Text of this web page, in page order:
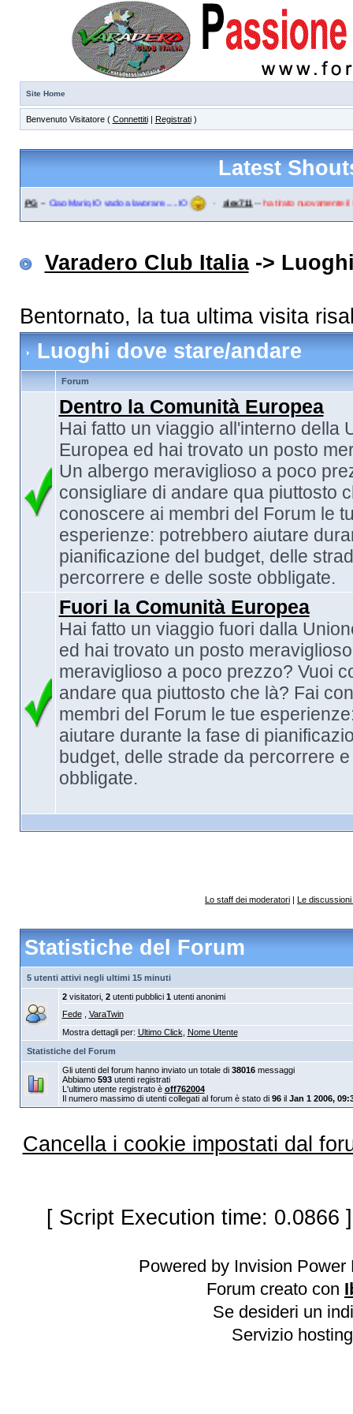
Site Home
Benvenuto Visitatore ( Connettiti| Registrati)
Latest
--Ciao Mario,IO vado a lavorare......IO · alex711--ha tirato nuovamente il
Varadero Club Italia->
Bentornato, la tua ultima visita
Luoghi dove stare/andare
Forum
Dentro la Comunità Europea
Hai fatto un viaggio all'interno della
Europea ed hai trovato un posto
Un albergo meraviglioso a poco
consigliare di andare qua piuttosto
conoscere ai membri del Forum le
esperienze: potrebbero aiutare
pianificazione del budget, delle
percorrere e delle soste obbligate.
Fuori la Comunità Europea
Hai fatto un viaggio fuori dalla
ed hai trovato un posto
meraviglioso a poco prezzo? Vuoi
andare qua piuttosto che là? Fai
membri del Forum le tue
aiutare durante la fase di
budget, delle strade da percorrere
obbligate.
Lo staff dei moderatori | Le discussioni
Statistiche del Forum
5 utenti attivi negli ultimi 15 minuti
2visitatori, 2utenti pubblici 1utenti anonimi
Fede, VaraTwin
Mostra dettagli per: Ultimo Click
Nome Utente
Statistiche del Forum
Gli utenti del forum hanno inviato un totale di 38016messaggi
Abbiamo 593utenti registrati
L'ultimo utente registrato è off762004
Il numero massimo di utenti collegati al forum è stato di 96il Jan 1 2006,
Cancella i cookie impostati dal
[ Script Execution time:
Powered by Invision
Forum creato con
Se desideri un
Servizio